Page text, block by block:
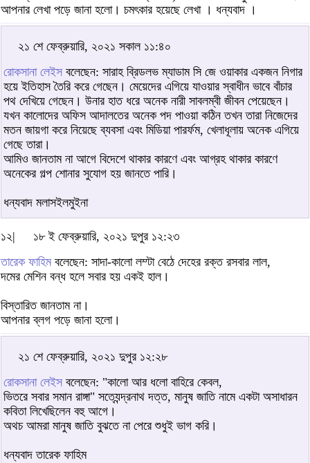
আপনার লেখা পড়ে জানা হলো। চমৎকার হয়েছে লেখা । ধন্যবাদ ।
২১ শে ফেব্রুয়ারি, ২০২১ সকাল ১১:৪০
রোকসানা লেইস বলেছেন: সারাহ ব্রিডলভ ম্যাডাম সি জে ওয়াকার একজন নিগার
হয়ে ইতিহাস তৈরি করে গেছেন। মেয়েদের এগিয়ে যাওয়ার স্বাধীন ভাবে বাঁচার
পথ দেখিয়ে গেছেন। উনার হাত ধরে অনেক নারী সাবলম্বী জীবন পেয়েছেন।
যখন কালোদের অফিস আদালতের অনেক পদ পাওয়া কঠিন তখন তারা নিজেদের
মতন জায়গা করে নিয়েছে ব্যবসা এবং মিডিয়া পারর্ফম, খেলাধূলায় অনেক এগিয়ে
গেছে তারা।
আমিও জানতাম না আগে বিদেশে থাকার কারণে এবং আগ্রহ থাকার কারণে
অনেকের গল্প শোনার সুযোগ হয় জানতে পারি।
ধন্যবাদ মলাসইলমুইনা
১২|
১৮ ই ফেব্রুয়ারি, ২০২১ দুপুর ১২:২৩
তারেক ফাহিমবলেছেন: সাদা-কালো লম্টা বেঠে দেহের রক্ত রসবার লাল,
দমের মেশিন বন্ধ হলে সবার হয় একই হাল।
বিস্তারিত জানতাম না।
আপনার ব্লগ পড়ে জানা হলো।
২১ শে ফেব্রুয়ারি, ২০২১ দুপুর ১২:২৮
রোকসানা লেইস বলেছেন: "কালো আর ধলো বাহিরে কেবল,
ভিতরে সবার সমান রাঙ্গা" সত্যেন্দ্রনাথ দত্ত, মানুষ জাতি নামে একটা অসাধারন
কবিতা লিখেছিলেন বহু আগে।
অথচ আমরা মানুষ জাতি বুঝতে না পেরে শুধুই ভাগ করি।
ধন্যবাদ তারেক ফাহিম